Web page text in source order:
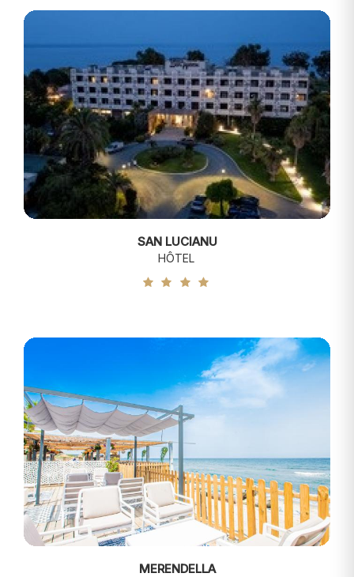
SAN LUCIANU
HÔTEL
MERENDELLA